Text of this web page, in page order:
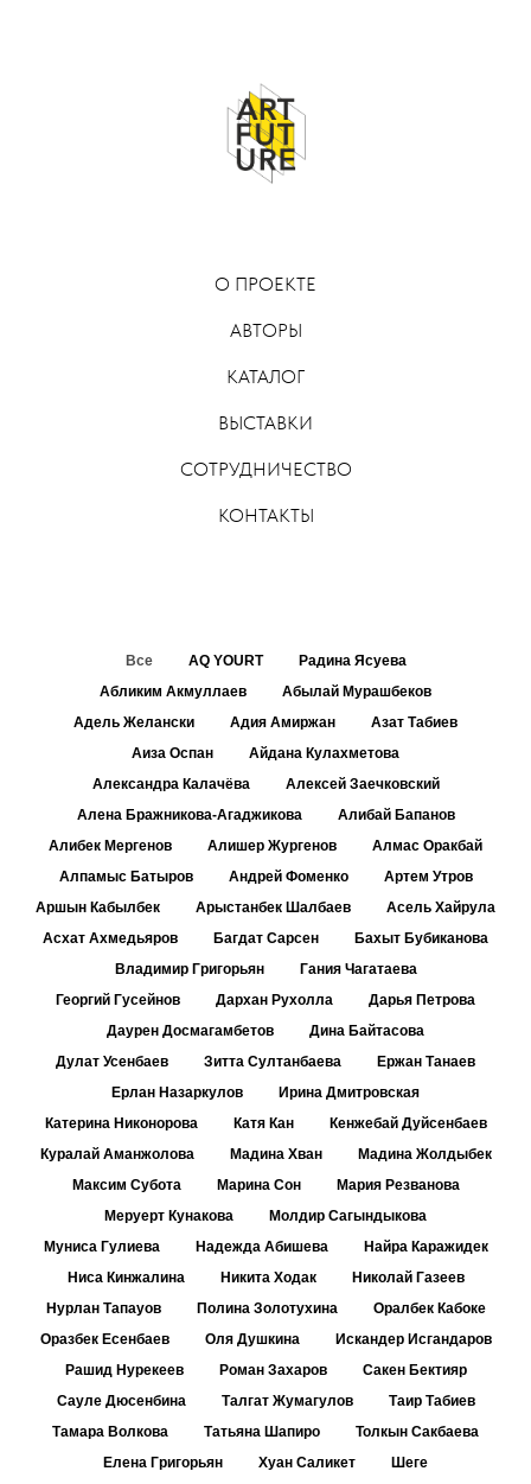
О ПРОЕКТЕ
АВТОРЫ
КАТАЛОГ
ВЫСТАВКИ
СОТРУДНИЧЕСТВО
КОНТАКТЫ
Все AQ YOURT
Радина Ясуева
Абликим Акмуллаев
Абылай Мурашбеков
Адель Желански
Адия Амиржан
Азат Табиев
Аиза Оспан
Айдана Кулахметова
Александра Калачёва
Алексей Заечковский
Алена Бражникова-Агаджикова
Алибай Бапанов
Алибек Мергенов
Алишер Жургенов
Алмас Оракбай
Алпамыс Батыров
Андрей Фоменко
Артем Утров
Аршын Кабылбек
Арыстанбек Шалбаев
Асель Хайрула
Асхат Ахмедьяров
Багдат Сарсен
Бахыт Бубиканова
Владимир Григорьян
Гания Чагатаева
Георгий Гусейнов
Дархан Рухолла
Дарья Петрова
Даурен Досмагамбетов
Дина Байтасова
Дулат Усенбаев
Зитта Султанбаева
Ержан Танаев
Ерлан Назаркулов
Ирина Дмитровская
Катерина Никонорова
Катя Кан
Кенжебай Дуйсенбаев
Куралай Аманжолова
Мадина Хван
Мадина Жолдыбек
Максим Субота
Марина Сон
Мария Резванова
Меруерт Кунакова
Молдир Сагындыкова
Муниса Гулиева
Надежда Абишева
Найра Каражидек
Ниса Кинжалина
Никита Ходак
Николай Газеев
Нурлан Тапауов
Полина Золотухина
Оралбек Кабоке
Оразбек Есенбаев
Оля Душкина
Искандер Исгандаров
Рашид Нурекеев
Роман Захаров
Сакен Бектияр
Сауле Дюсенбина
Талгат Жумагулов
Таир Табиев
Тамара Волкова
Татьяна Шапиро
Толкын Сакбаева
Елена Григорьян
Хуан Саликет
Шеге